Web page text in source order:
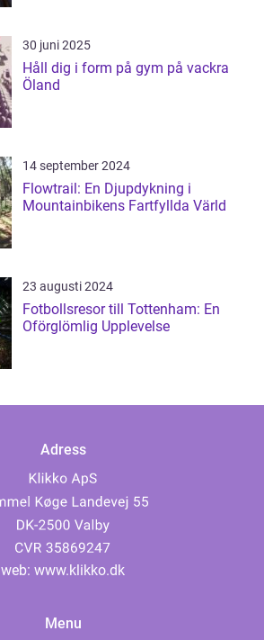
30 juni 2025
Håll dig i form på gym på vackra
Öland
14 september 2024
Flowtrail: En Djupdykning i
Mountainbikens Fartfyllda Värld
23 augusti 2024
Fotbollsresor till Tottenham: En
Oförglömlig Upplevelse
Adress
web: www.klikko.dk
Menu